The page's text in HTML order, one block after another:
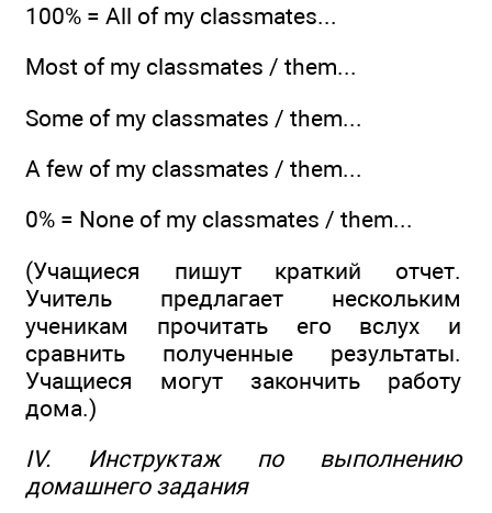
100% = All of my classmates...
Most of my classmates / them...
Some of my classmates / them...
A few of my classmates / them...
0% = None of my classmates / them...
(Учащиеся пишут краткий отчет.
Учитель предлагает нескольким
ученикам прочитать его вслух и
сравнить полученные результаты.
Учащиеся могут закончить работу
дома.)
IV. Инструктаж по выполнению
домашнего задания